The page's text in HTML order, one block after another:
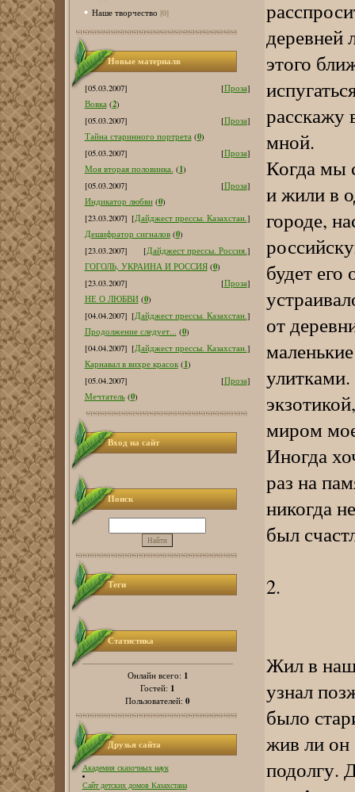
Наше творчество [0]
Новые материалв
[05.03.2007] [Проза]
Вовка (2)
[05.03.2007]
[Проза]
Тайна старинного портрета (0)
[05.03.2007]
[Проза]
Моя вторая половинка. (1)
[05.03.2007]
[Проза]
Индикатор любви (0)
[23.03.2007] [Дайджест прессы. Казахстан.]
Дешифратор сигналов (0)
[23.03.2007]
[Дайджест прессы. Россия.]
ГОГОЛЬ, УКРАИНА И РОССИЯ (0)
[23.03.2007]
[Проза]
НЕ О ЛЮБВИ (0)
[04.04.2007] [Дайджест прессы. Казахстан.]
Продолжение следует... (0)
[04.04.2007] [Дайджест прессы. Казахстан.]
Карнавал в вихре красок (1)
[05.04.2007]
[Проза]
Мечтатель (0)
Вход на сайт
Поиск
Теги
Статистика
Онлайн всего: 1
Гостей: 1
Пользователей: 0
Друзья сайта
Академия сказочных наук
Сайт детских домов Казахстана
деревней
этого
мной.
Когда мы
и жили в
городе,
будет его
от
миром
Иногда
раз на
никогда
был
2.
Жил в
узнал
было
жив ли он
подолгу.